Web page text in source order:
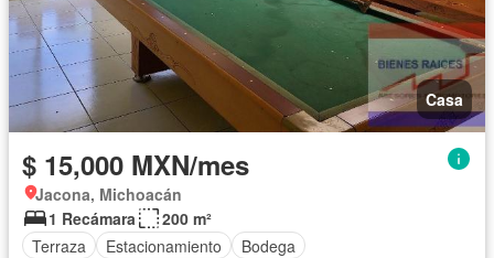
Casa
$ 15,000 MXN/mes
Jacona, Michoacán
1 Recámara
200 m²
Terraza
Estacionamiento Bodega